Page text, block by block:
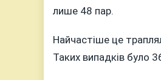
лише 48 пар.
Найчастіше це
Таких випадків було